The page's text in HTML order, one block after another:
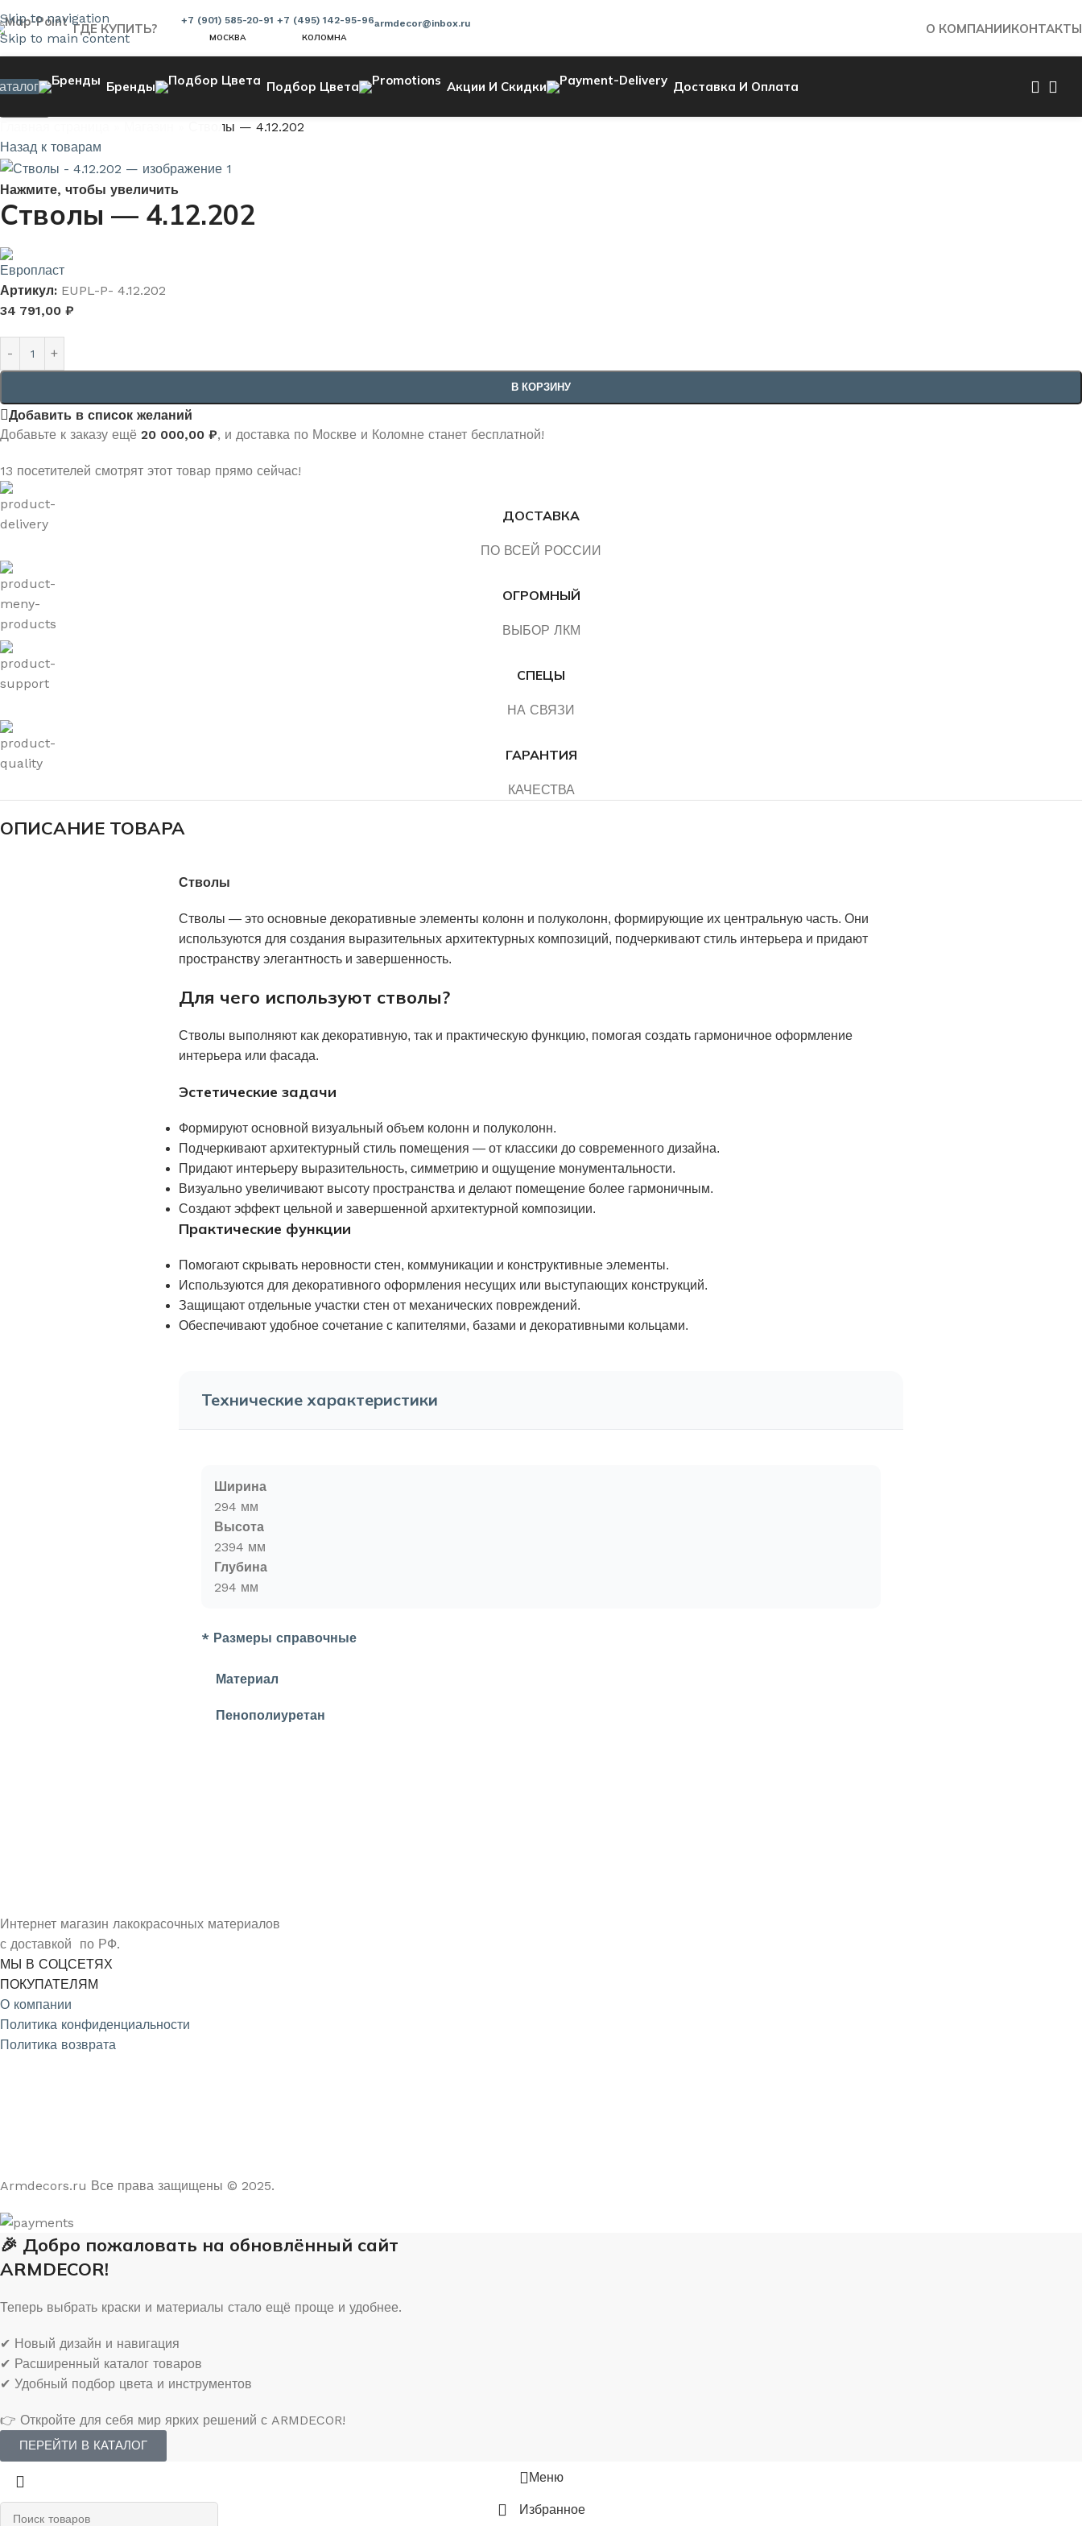
Skip to navigation
Skip to main content
ГДЕ КУПИТЬ?
+7 (901) 585-20-91
МОСКВА
+7 (495) 142-95-96
КОЛОМНА
armdecor@inbox.ru О КОМПАНИИКОНТАКТЫ
Бренды Подбор Цвета Акции И Скидки Доставка И Оплата
Стволы — 4.12.202
Назад к товарам
Нажмите, чтобы увеличить
Стволы — 4.12.202
Артикул: EUPL-P- 4.12.202
34 791,00 ₽
В КОРЗИНУ
Добавить в список желаний
Добавьте к заказу ещё 20 000,00 ₽, и доставка по Москве и Коломне станет бесплатной!
13 посетителей смотрят этот товар прямо сейчас!
ДОСТАВКА
ПО ВСЕЙ РОССИИ
ОГРОМНЫЙ
ВЫБОР ЛКМ
СПЕЦЫ
НА СВЯЗИ
ГАРАНТИЯ
КАЧЕСТВА
ОПИСАНИЕ ТОВАРА
Стволы
Стволы — это основные декоративные элементы колонн и полуколонн, формирующие их центральную часть. Они
используются для создания выразительных архитектурных композиций, подчеркивают стиль интерьера и придают
пространству элегантность и завершенность.
Для чего используют стволы?
Стволы выполняют как декоративную, так и практическую функцию, помогая создать гармоничное оформление
интерьера или фасада.
Эстетические задачи
Формируют основной визуальный объем колонн и полуколонн.
Подчеркивают архитектурный стиль помещения — от классики до современного дизайна.
Придают интерьеру выразительность, симметрию и ощущение монументальности.
Визуально увеличивают высоту пространства и делают помещение более гармоничным.
Создают эффект цельной и завершенной архитектурной композиции.
Практические функции
Помогают скрывать неровности стен, коммуникации и конструктивные элементы.
Используются для декоративного оформления несущих или выступающих конструкций.
Защищают отдельные участки стен от механических повреждений.
Обеспечивают удобное сочетание с капителями, базами и декоративными кольцами.
Технические характеристики
Ширина
294 мм
Высота
2394 мм
Глубина
294 мм
* Размеры справочные
Материал
Пенополиуретан
Интернет магазин лакокрасочных материалов
с доставкой по РФ.
МЫ В СОЦСЕТЯХ
ПОКУПАТЕЛЯМ
О компании
Политика конфиденциальности
Политика возврата
Armdecors.ru Все права защищены © 2025. ​
🎉 Добро пожаловать на обновлённый сайт
ARMDECOR!
Теперь выбрать краски и материалы стало ещё проще и удобнее.
✔ Новый дизайн и навигация
✔ Расширенный каталог товаров
✔ Удобный подбор цвета и инструментов
👉 Откройте для себя мир ярких решений с ARMDECOR!
ПЕРЕЙТИ В КАТАЛОГ
Меню
Избранное